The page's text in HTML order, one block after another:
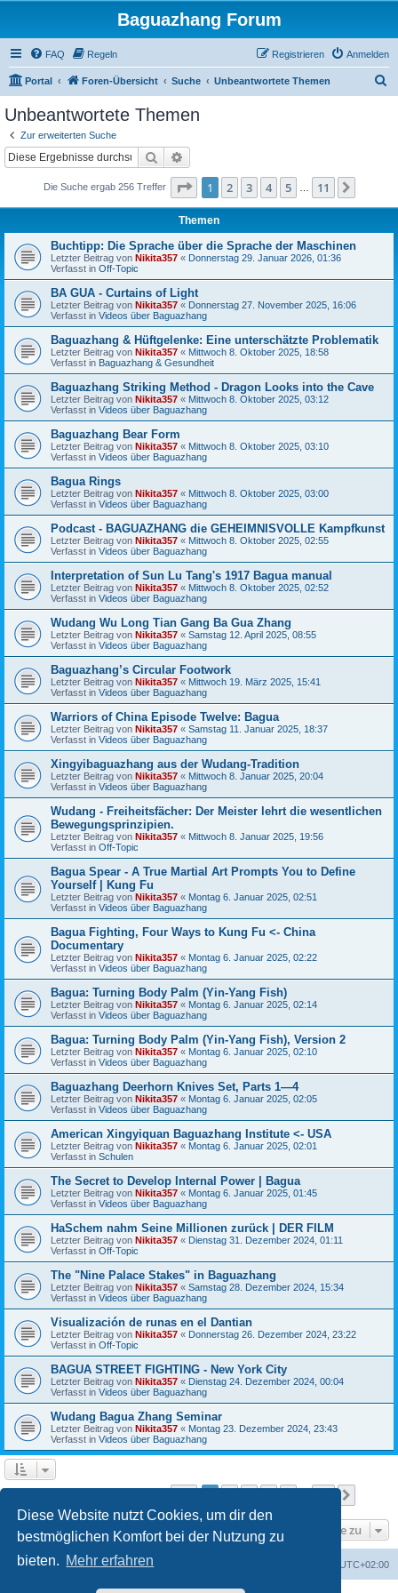
Diese Website nutzt Cookies, um dir den
bestmöglichen Komfort bei der Nutzung zu
bieten. Mehr erfahren
Baguazhang Forum
FAQ Regeln Anmelden
Registrieren
Portal Foren-Übersicht Suche Unbeantwortete Themen
Unbeantwortete Themen
Zur erweiterten Suche
Suche
Die Suche ergab 256 Treffer Seite 1von 11
1 2 3 4 5 11
Themen
Buchtipp: Die Sprache über die Sprache der Maschinen
Letzter Beitrag von Nikita357 « Donnerstag 29. Januar 2026, 01:36
Verfasst in Off-Topic
BA GUA - Curtains of Light
Letzter Beitrag von Nikita357 « Donnerstag 27. November 2025, 16:06
Verfasst in Videos über Baguazhang
Baguazhang & Hüftgelenke: Eine unterschätzte Problematik
Letzter Beitrag von Nikita357 « Mittwoch 8. Oktober 2025, 18:58
Verfasst in Baguazhang & Gesundheit
Baguazhang Striking Method - Dragon Looks into the Cave
Letzter Beitrag von Nikita357 « Mittwoch 8. Oktober 2025, 03:12
Verfasst in Videos über Baguazhang
Baguazhang Bear Form
Letzter Beitrag von Nikita357 « Mittwoch 8. Oktober 2025, 03:10
Verfasst in Videos über Baguazhang
Bagua Rings
Letzter Beitrag von Nikita357 « Mittwoch 8. Oktober 2025, 03:00
Verfasst in Videos über Baguazhang
Podcast - BAGUAZHANG die GEHEIMNISVOLLE Kampfkunst
Letzter Beitrag von Nikita357 « Mittwoch 8. Oktober 2025, 02:55
Verfasst in Videos über Baguazhang
Interpretation of Sun Lu Tang's 1917 Bagua manual
Letzter Beitrag von Nikita357 « Mittwoch 8. Oktober 2025, 02:52
Verfasst in Videos über Baguazhang
Wudang Wu Long Tian Gang Ba Gua Zhang
Letzter Beitrag von Nikita357 « Samstag 12. April 2025, 08:55
Verfasst in Videos über Baguazhang
Baguazhang’s Circular Footwork
Letzter Beitrag von Nikita357 « Mittwoch 19. März 2025, 15:41
Verfasst in Videos über Baguazhang
Warriors of China Episode Twelve: Bagua
Letzter Beitrag von Nikita357 « Samstag 11. Januar 2025, 18:37
Verfasst in Videos über Baguazhang
Xingyibaguazhang aus der Wudang-Tradition
Letzter Beitrag von Nikita357 « Mittwoch 8. Januar 2025, 20:04
Verfasst in Videos über Baguazhang
Wudang - Freiheitsfächer: Der Meister lehrt die wesentlichen
Bewegungsprinzipien.
Letzter Beitrag von Nikita357 « Mittwoch 8. Januar 2025, 19:56
Verfasst in Off-Topic
Bagua Spear - A True Martial Art Prompts You to Define
Yourself | Kung Fu
Letzter Beitrag von Nikita357 « Montag 6. Januar 2025, 02:51
Verfasst in Videos über Baguazhang
Bagua Fighting, Four Ways to Kung Fu <- China
Documentary
Letzter Beitrag von Nikita357 « Montag 6. Januar 2025, 02:22
Verfasst in Videos über Baguazhang
Bagua: Turning Body Palm (Yin-Yang Fish)
Letzter Beitrag von Nikita357 « Montag 6. Januar 2025, 02:14
Verfasst in Videos über Baguazhang
Bagua: Turning Body Palm (Yin-Yang Fish), Version 2
Letzter Beitrag von Nikita357 « Montag 6. Januar 2025, 02:10
Verfasst in Videos über Baguazhang
Baguazhang Deerhorn Knives Set, Parts 1—4
Letzter Beitrag von Nikita357 « Montag 6. Januar 2025, 02:05
Verfasst in Videos über Baguazhang
American Xingyiquan Baguazhang Institute <- USA
Letzter Beitrag von Nikita357 « Montag 6. Januar 2025, 02:01
Verfasst in Schulen
The Secret to Develop Internal Power | Bagua
Letzter Beitrag von Nikita357 « Montag 6. Januar 2025, 01:45
Verfasst in Videos über Baguazhang
HaSchem nahm Seine Millionen zurück | DER FILM
Letzter Beitrag von Nikita357 « Dienstag 31. Dezember 2024, 01:11
Verfasst in Off-Topic
The "Nine Palace Stakes" in Baguazhang
Letzter Beitrag von Nikita357 « Samstag 28. Dezember 2024, 15:34
Verfasst in Videos über Baguazhang
Visualización de runas en el Dantian
Letzter Beitrag von Nikita357 « Donnerstag 26. Dezember 2024, 23:22
Verfasst in Off-Topic
BAGUA STREET FIGHTING - New York City
Letzter Beitrag von Nikita357 « Dienstag 24. Dezember 2024, 00:04
Verfasst in Videos über Baguazhang
Wudang Bagua Zhang Seminar
Letzter Beitrag von Nikita357 « Montag 23. Dezember 2024, 23:43
Verfasst in Videos über Baguazhang
Gehe zu
Portal Foren-Übersicht UTC+02:00